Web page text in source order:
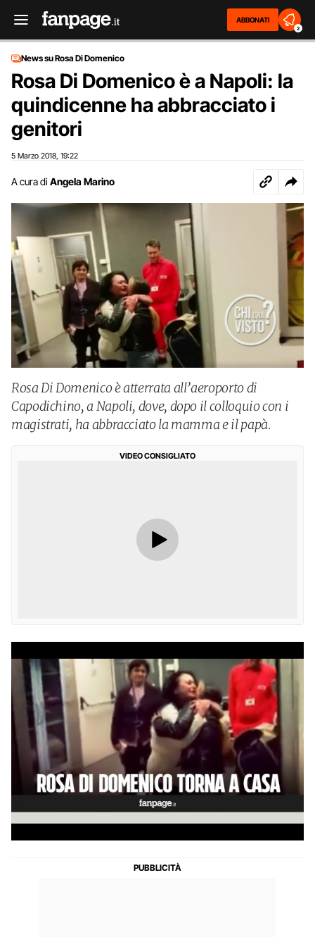
ABBONATI
2
News su Rosa Di Domenico
Rosa Di Domenico è a Napoli: la
quindicenne ha abbracciato i
genitori
5 Marzo 2018 19:22
A cura di Angela Marino
Rosa Di Domenico è atterrata all’aeroporto di
Capodichino, a Napoli, dove, dopo il colloquio con i
magistrati, ha abbracciato la mamma e il papà.
VIDEO CONSIGLIATO